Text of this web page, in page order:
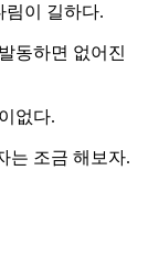
림이 길하다.
동하면 없어진
없다.
는 조금 해보자.